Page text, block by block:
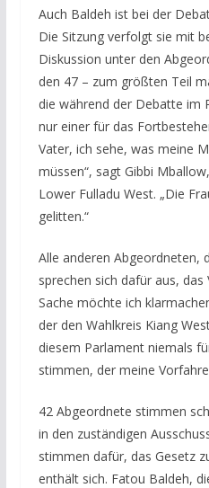
Auch Baldeh ist bei der
Die Sitzung verfolgt sie mit
Diskussion unter den
den 47 – zum größten Teil
die während der Debatte im
nur einer für das
Vater, ich sehe, was meine
müssen“, sagt Gibbi
Lower Fulladu West. „Die
gelitten.“
Alle anderen Abgeordneten,
sprechen sich dafür aus, das
Sache möchte ich
der den Wahlkreis Kiang
diesem Parlament niemals
stimmen, der meine
42 Abgeordnete stimmen
in den zuständigen
stimmen dafür, das Gesetz
enthält sich. Fatou Baldeh,